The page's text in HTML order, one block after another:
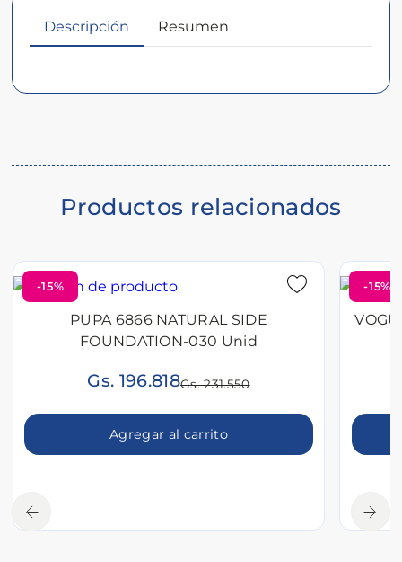
Descripción Resumen
Descripción
Productos relacionados
-15%
PUPA 6866 NATURAL SIDE
FOUNDATION-030 Unid
Gs. 196.818Gs. 231.550
Agregar al carrito
-15%